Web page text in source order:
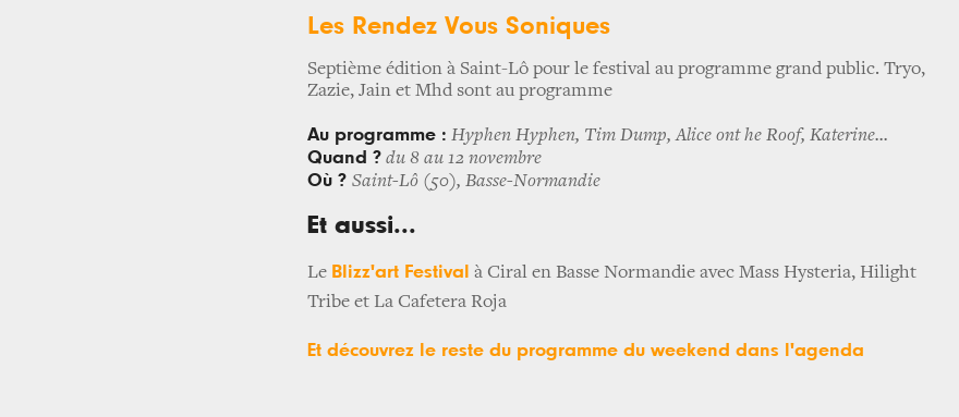
Les Rendez Vous Soniques
Septième édition à Saint-Lô pour le festival au programme grand public. Tryo,
Zazie, Jain et Mhd sont au programme
Au programme : Hyphen Hyphen, Tim Dump, Alice ont he Roof, Katerine...
Quand ? du 8 au 12 novembre
Où ? Saint-Lô (50), Basse-Normandie
Et aussi...
Le Blizz'art Festival à Ciral en Basse Normandie avec Mass Hysteria, Hilight
Tribe et La Cafetera Roja
Et découvrez le reste du programme du weekend dans l'agenda